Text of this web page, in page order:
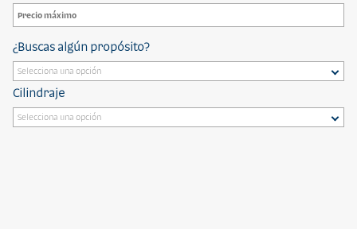
¿Buscas algún propósito?
Cilindraje